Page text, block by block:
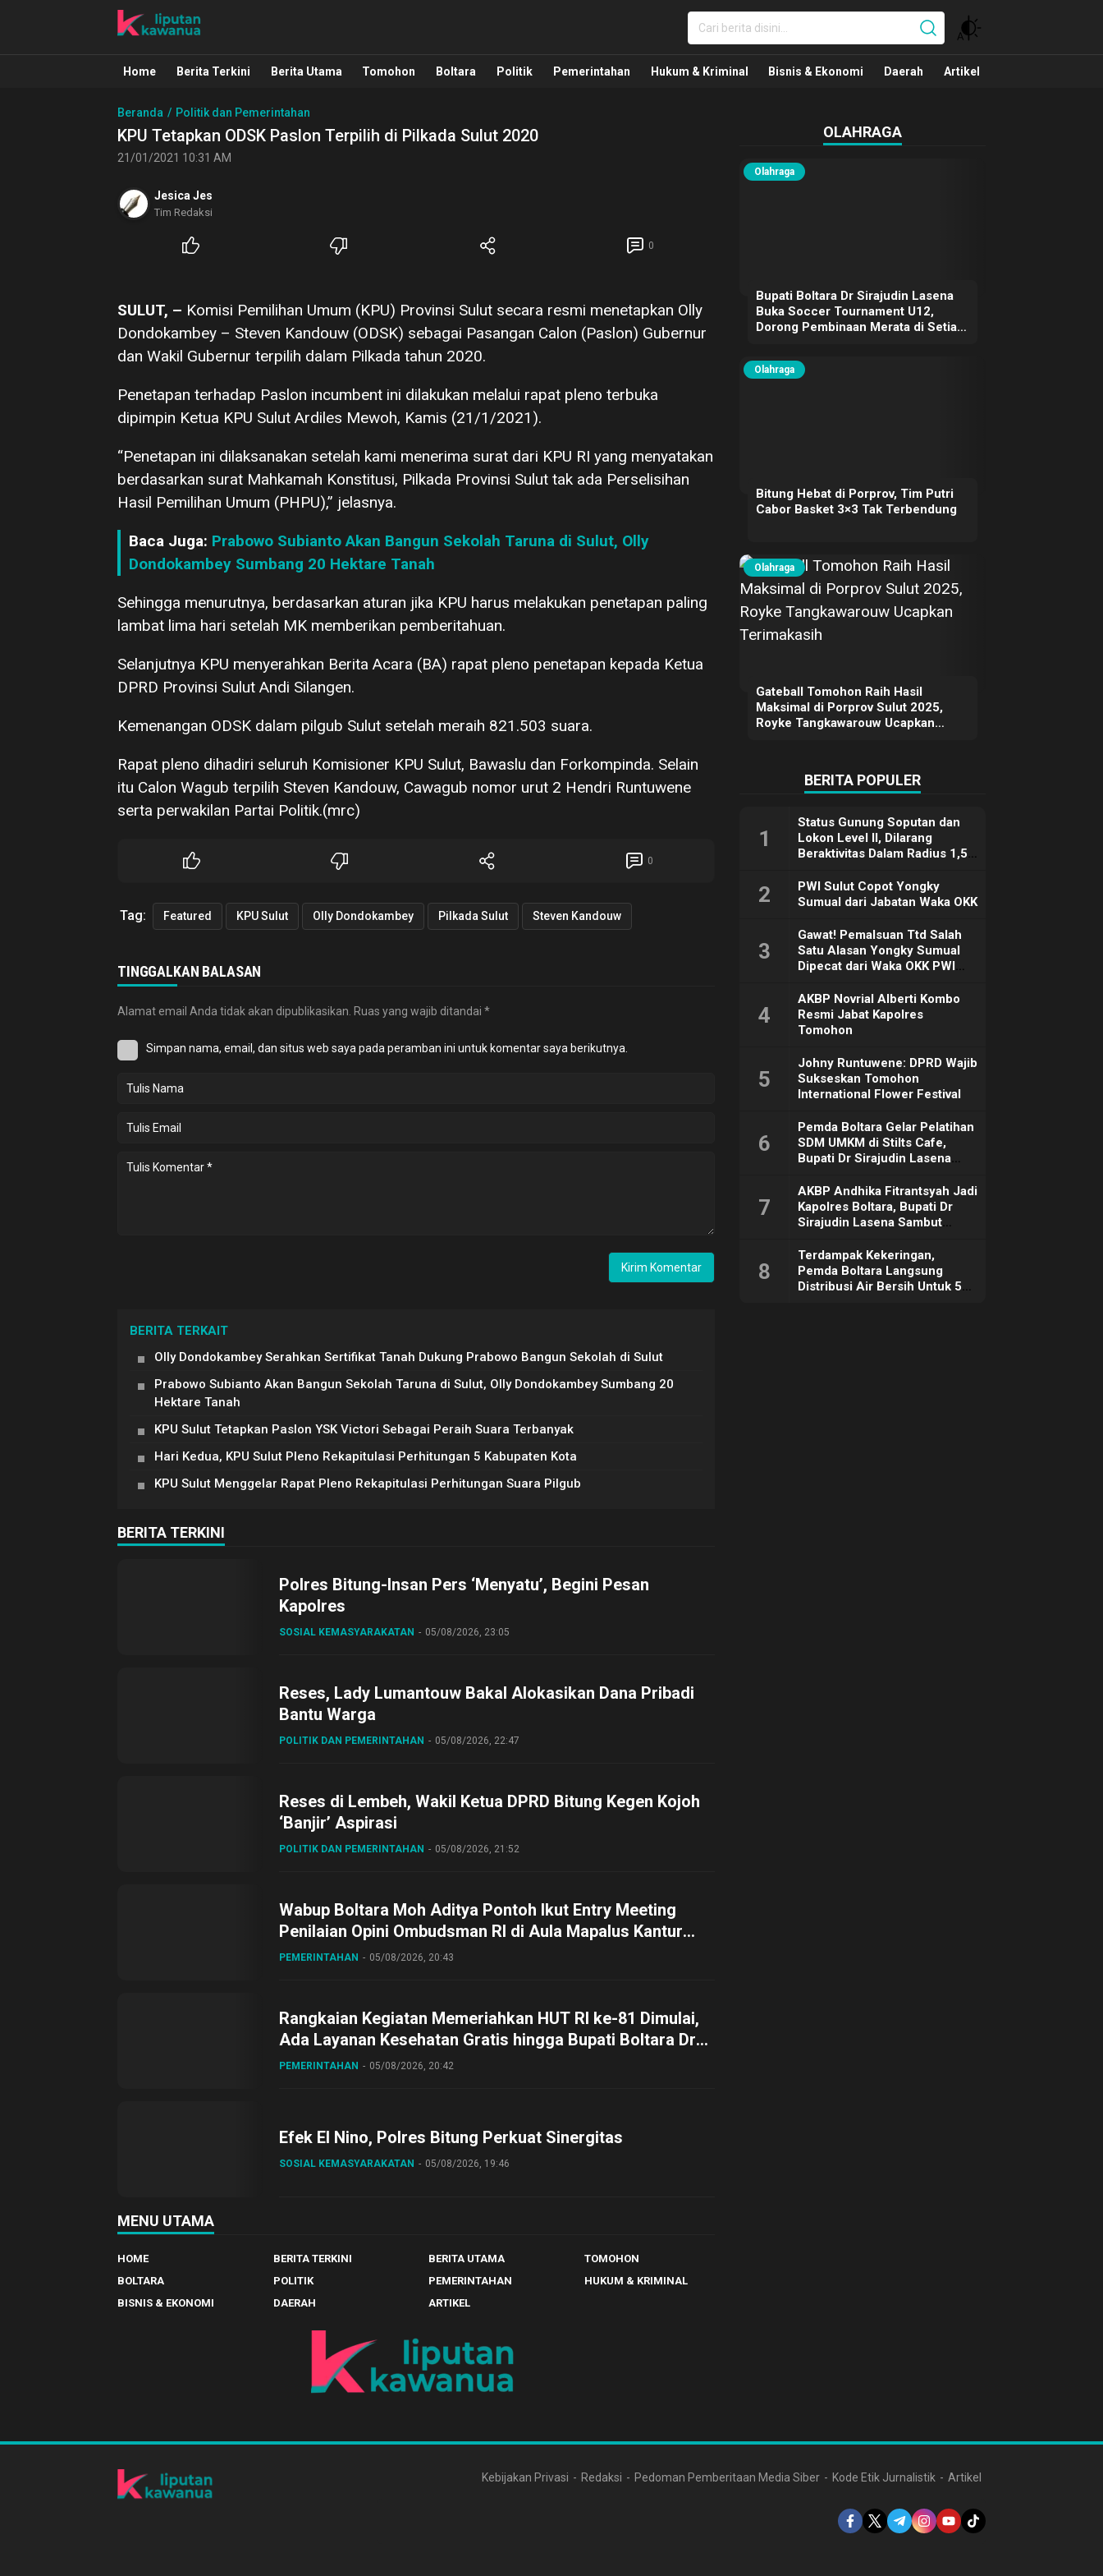
Liputan Kawanua
Berita Manado, Sulawesi Utara, Kawanua, Politik, Pemerintahan, Hukum Kriminal dan Nasional
Home Berita Terkini Berita Utama Tomohon Boltara Politik Pemerintahan Hukum & Kriminal Bisnis & Ekonomi Daerah Artikel
Beranda Politik dan Pemerintahan
KPU Tetapkan ODSK Paslon Terpilih di Pilkada Sulut 2020
21/01/2021 10:31 AM
Jesica Jes
Tim Redaksi
0
SULUT, – Komisi Pemilihan Umum (KPU) Provinsi Sulut secara resmi menetapkan Olly
Dondokambey – Steven Kandouw (ODSK) sebagai Pasangan Calon (Paslon) Gubernur
dan Wakil Gubernur terpilih dalam Pilkada tahun 2020.
Penetapan terhadap Paslon incumbent ini dilakukan melalui rapat pleno terbuka
dipimpin Ketua KPU Sulut Ardiles Mewoh, Kamis (21/1/2021).
“Penetapan ini dilaksanakan setelah kami menerima surat dari KPU RI yang menyatakan
berdasarkan surat Mahkamah Konstitusi, Pilkada Provinsi Sulut tak ada Perselisihan
Hasil Pemilihan Umum (PHPU),” jelasnya.
Baca Juga: Prabowo Subianto Akan Bangun Sekolah Taruna di Sulut, Olly
Dondokambey Sumbang 20 Hektare Tanah
Sehingga menurutnya, berdasarkan aturan jika KPU harus melakukan penetapan paling
lambat lima hari setelah MK memberikan pemberitahuan.
Selanjutnya KPU menyerahkan Berita Acara (BA) rapat pleno penetapan kepada Ketua
DPRD Provinsi Sulut Andi Silangen.
Kemenangan ODSK dalam pilgub Sulut setelah meraih 821.503 suara.
Rapat pleno dihadiri seluruh Komisioner KPU Sulut, Bawaslu dan Forkompinda. Selain
itu Calon Wagub terpilih Steven Kandouw, Cawagub nomor urut 2 Hendri Runtuwene
serta perwakilan Partai Politik.(mrc)
0
Tag: Featured KPU Sulut Olly Dondokambey Pilkada Sulut Steven Kandouw
TINGGALKAN BALASAN
Alamat email Anda tidak akan dipublikasikan. Ruas yang wajib ditandai *
Simpan nama, email, dan situs web saya pada peramban ini untuk komentar saya berikutnya.
BERITA TERKAIT
Olly Dondokambey Serahkan Sertifikat Tanah Dukung Prabowo Bangun Sekolah di Sulut
Prabowo Subianto Akan Bangun Sekolah Taruna di Sulut, Olly Dondokambey Sumbang 20
Hektare Tanah
KPU Sulut Tetapkan Paslon YSK Victori Sebagai Peraih Suara Terbanyak
Hari Kedua, KPU Sulut Pleno Rekapitulasi Perhitungan 5 Kabupaten Kota
KPU Sulut Menggelar Rapat Pleno Rekapitulasi Perhitungan Suara Pilgub
BERITA TERKINI
Polres Bitung-Insan Pers ‘Menyatu’, Begini Pesan
Kapolres
SOSIAL KEMASYARAKATAN 05/08/2026, 23:05
Reses, Lady Lumantouw Bakal Alokasikan Dana Pribadi
Bantu Warga
POLITIK DAN PEMERINTAHAN 05/08/2026, 22:47
Reses di Lembeh, Wakil Ketua DPRD Bitung Kegen Kojoh
‘Banjir’ Aspirasi
POLITIK DAN PEMERINTAHAN 05/08/2026, 21:52
Wabup Boltara Moh Aditya Pontoh Ikut Entry Meeting
Penilaian Opini Ombudsman RI di Aula Mapalus Kantur
Gubernur Sulut
PEMERINTAHAN 05/08/2026, 20:43
Rangkaian Kegiatan Memeriahkan HUT RI ke-81 Dimulai,
Ada Layanan Kesehatan Gratis hingga Bupati Boltara Dr
Sirajudin Lasena Ikut Jalan Sehat Bersama Jajaran
PEMERINTAHAN 05/08/2026, 20:42
Efek El Nino, Polres Bitung Perkuat Sinergitas
SOSIAL KEMASYARAKATAN 05/08/2026, 19:46
MENU UTAMA
HOME BERITA TERKINI BERITA UTAMA
TOMOHON
BOLTARA
POLITIK PEMERINTAHAN
HUKUM & KRIMINAL
BISNIS & EKONOMI
DAERAH ARTIKEL
OLAHRAGA
Olahraga
Bupati Boltara Dr Sirajudin Lasena
Buka Soccer Tournament U12,
Dorong Pembinaan Merata di Setiap
Olahraga
Bitung Hebat di Porprov, Tim Putri
Cabor Basket 3×3 Tak Terbendung
Olahraga
Gateball Tomohon Raih Hasil
Maksimal di Porprov Sulut 2025,
Royke Tangkawarouw Ucapkan
BERITA POPULER
1
Status Gunung Soputan dan
Lokon Level II, Dilarang
Beraktivitas Dalam Radius 1,5
2
PWI Sulut Copot Yongky
Sumual dari Jabatan Waka OKK
3
Gawat! Pemalsuan Ttd Salah
Satu Alasan Yongky Sumual
Dipecat dari Waka OKK PWI
4
AKBP Novrial Alberti Kombo
Resmi Jabat Kapolres
Tomohon
5
Johny Runtuwene: DPRD Wajib
Sukseskan Tomohon
International Flower Festival
6
Pemda Boltara Gelar Pelatihan
SDM UMKM di Stilts Cafe,
Bupati Dr Sirajudin Lasena
Dorong Ekonomi Daerah
7
AKBP Andhika Fitrantsyah Jadi
Kapolres Boltara, Bupati Dr
Sirajudin Lasena Sambut
8
Terdampak Kekeringan,
Pemda Boltara Langsung
Distribusi Air Bersih Untuk 50
Kebijakan Privasi Redaksi Pedoman Pemberitaan Media Siber Kode Etik Jurnalistik Artikel